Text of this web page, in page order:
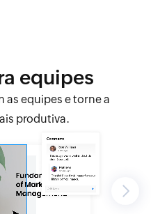
equipes
as equipes e torne a
produtiva.
Next